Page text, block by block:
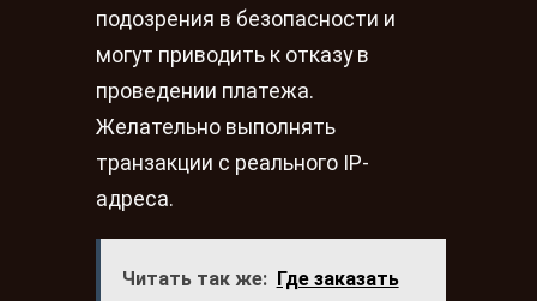
подозрения в безопасности и
могут приводить к отказу в
проведении платежа.
Желательно выполнять
транзакции с реального IP-
адреса.
Читать так же: Где заказать